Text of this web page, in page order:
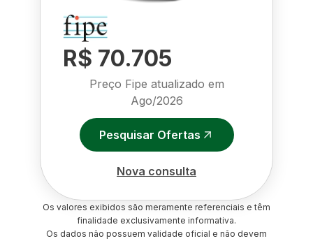
R$ 70.705
Preço Fipe atualizado em
Ago/2026
Pesquisar Ofertas
Nova consulta
Os valores exibidos são meramente referenciais e têm
finalidade exclusivamente informativa.
Os dados não possuem validade oficial e não devem